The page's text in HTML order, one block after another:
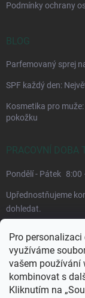
Pro
využíváme
vašem používání
kombinovat s
Kliknutím na
Podmínky ochrany
BLOG
Parfemovaný sprej
SPF každý den:
Kosmetika pro
pokožku
PRACOVNÍ DOBA
Pondělí - Pátek 8:00
Upřednostňujeme
dohledat.